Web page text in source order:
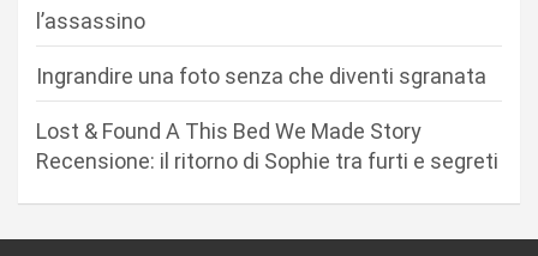
l’assassino
Ingrandire una foto senza che diventi sgranata
Lost & Found A This Bed We Made Story
Recensione: il ritorno di Sophie tra furti e segreti